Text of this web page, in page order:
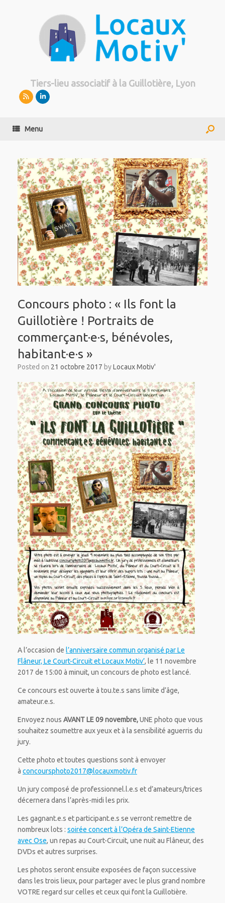
Tiers-lieu associatif à la Guillotière, Lyon
Menu
Concours photo : « Ils font la
Guillotière ! Portraits de
commerçant·e·s, bénévoles,
habitant·e·s »
Posted on 21 octobre 2017 byLocaux Motiv'
A l’occasion de l’anniversaire commun organisé par Le
Flâneur, Le Court-Circuit et Locaux Motiv’, le 11 novembre
2017 de 15:00 à minuit, un concours de photo est lancé.
Ce concours est ouverte à tou.te.s sans limite d’âge,
amateur.e.s.
Envoyez nous AVANT LE 09 novembre,UNE photo que vous
souhaitez soumettre aux yeux et à la sensibilité aguerris du
jury.
Cette photo et toutes questions sont à envoyer
à concoursphoto2017@locauxmotiv.fr
Un jury composé de professionnel.l.e.s et d’amateurs/trices
décernera dans l’après-midi les prix.
Les gagnant.e.s et participant.e.s se verront remettre de
nombreux lots : soirée concert à l’Opéra de Saint-Etienne
avec Ose, un repas au Court-Circuit, une nuit au Flâneur, des
DVDs et autres surprises.
Les photos seront ensuite exposées de façon successive
dans les trois lieux, pour partager avec le plus grand nombre
VOTRE regard sur celles et ceux qui font la Guillotière.